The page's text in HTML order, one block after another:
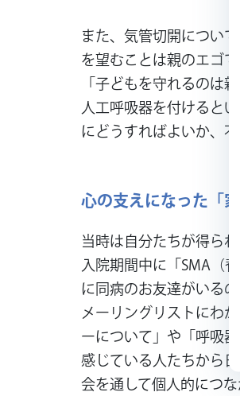
また、気管切開につい
を望むことは親のエゴ
「子どもを守れるのは
人工呼吸器を付けると
にどうすればよいか、
心の支えになった「家
当時は自分たちが得ら
入院期間中に「SMA（
に同病のお友達がいる
メーリングリストにわ
ーについて」や「呼吸
感じている人たちから
会を通して個人的につ